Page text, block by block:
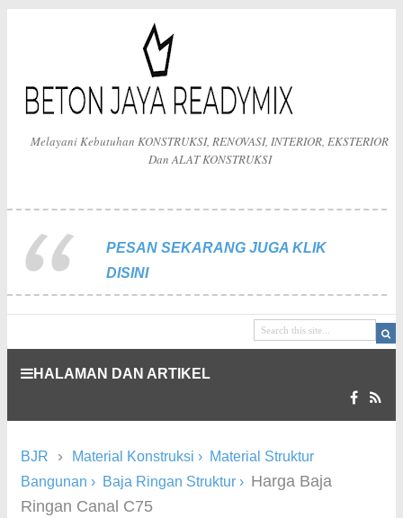
Melayani Kebutuhan KONSTRUKSI, RENOVASI, INTERIOR, EKSTERIOR
Dan ALAT KONSTRUKSI
PESAN SEKARANG JUGA KLIK
DISINI
HALAMAN DAN ARTIKEL
BJR › Material Konstruksi › Material Struktur
Bangunan › Baja Ringan Struktur › Harga Baja
Ringan Canal C75